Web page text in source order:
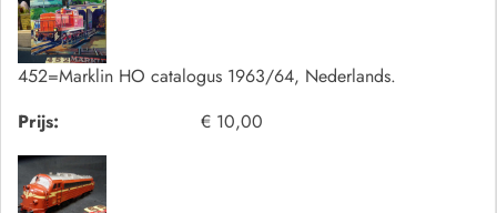
452=Marklin HO catalogus 1963/64, Nederlands.
Prijs:
€ 10,00